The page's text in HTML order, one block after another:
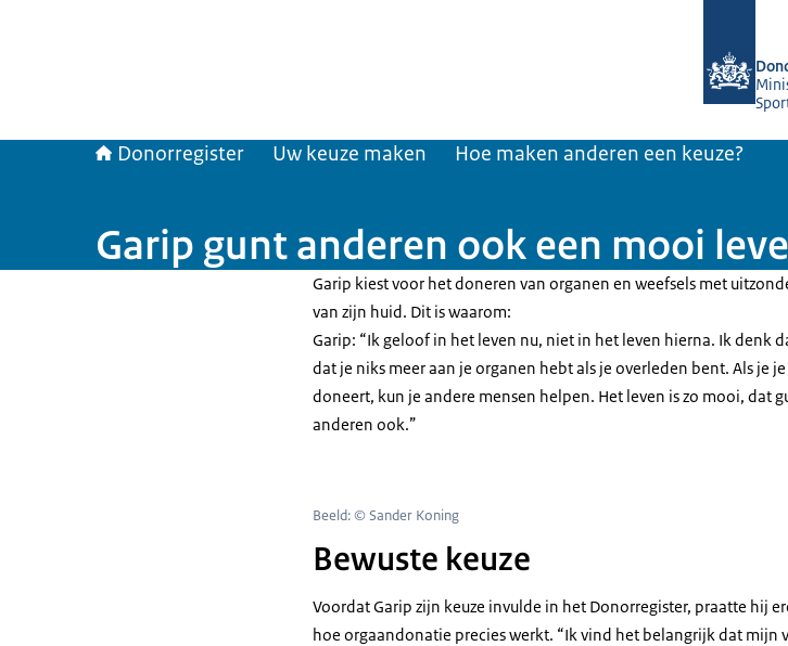
Donorregister Uw keuze maken Hoe maken anderen een keuze?
Garip gunt anderen ook een mooi
Garip kiest voor het doneren van organen en weefsels met
van zijn huid. Dit is waarom:
Garip: “Ik geloof in het leven nu, niet in het leven hierna. Ik denk
dat je niks meer aan je organen hebt als je overleden bent. Als je
doneert, kun je andere mensen helpen. Het leven is zo mooi, dat
anderen ook.”
Beeld: © Sander Koning
Bewuste keuze
Voordat Garip zijn keuze invulde in het Donorregister, praatte hij
hoe orgaandonatie precies werkt. “Ik vind het belangrijk dat mijn